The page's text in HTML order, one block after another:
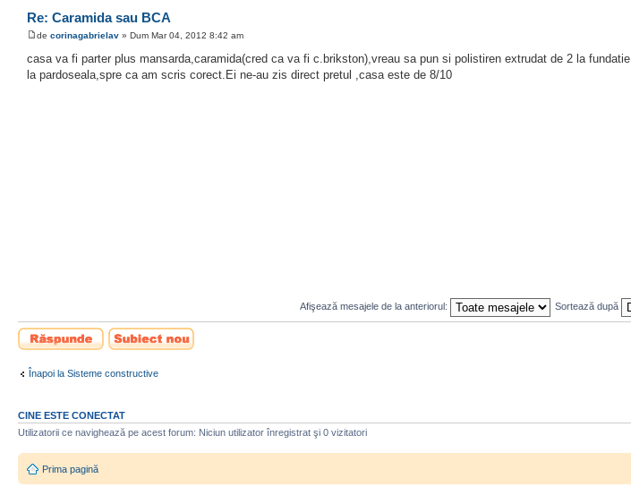
Re: Caramida sau BCA
de corinagabrielav » Dum Mar 04, 2012 8:42 am
casa va fi parter plus mansarda,caramida(cred ca va fi c.brikston),vreau sa pun si polistiren extrudat de 2 la fundatie
la pardoseala,spre ca am scris corect.Ei ne-au zis direct pretul ,casa este de 8/10
Afişează mesajele de la anteriorul: Sortează după
Scrie un răspuns
Scrie un subiect
nou
Înapoi la Sisteme constructive
CINE ESTE CONECTAT
Utilizatorii ce navighează pe acest forum: Niciun utilizator înregistrat şi 0 vizitatori
Prima pagină